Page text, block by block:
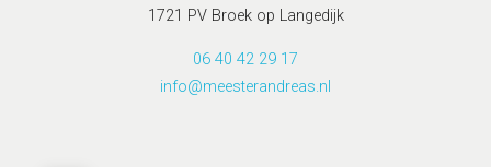
1721 PV Broek op Langedijk
06 40 42 29 17
info@meesterandreas.nl